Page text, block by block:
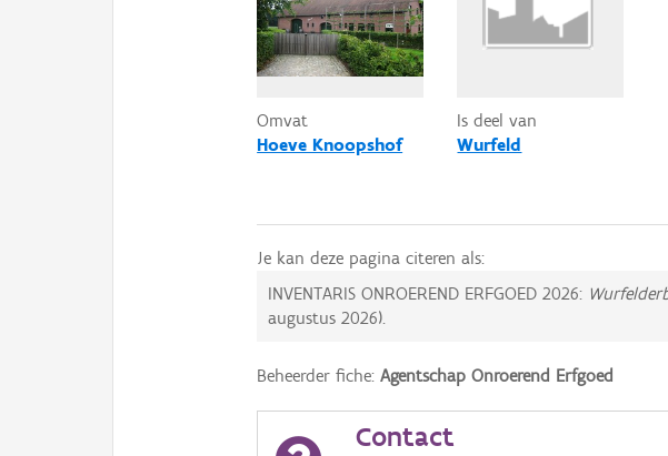
Omvat
Hoeve Knoopshof
Is deel van
Wurfeld
Je kan deze pagina citeren als:
INVENTARIS ONROEREND ERFGOED 2026:
augustus 2026).
Beheerder fiche:Agentschap Onroerend Erfgoed
Contact